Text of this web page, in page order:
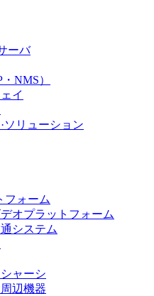
ーバ
NMS）
イ
ソリューション
フォーム
オプラットフォーム
システム
ャーシ
辺機器